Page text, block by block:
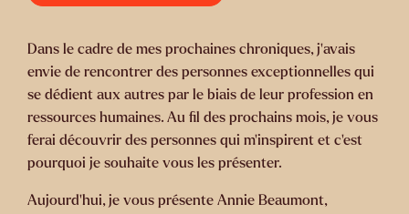
Dans le cadre de mes prochaines chroniques, j’avais
envie de rencontrer des personnes exceptionnelles qui
se dédient aux autres par le biais de leur profession en
ressources humaines. Au fil des prochains mois, je vous
ferai découvrir des personnes qui m’inspirent et c’est
pourquoi je souhaite vous les présenter.
Aujourd’hui, je vous présente Annie Beaumont,